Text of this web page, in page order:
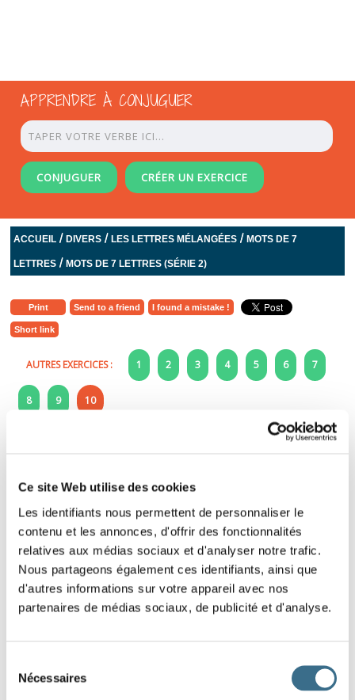
Ce site Web utilise des cookies
Les identifiants nous permettent de personnaliser le
contenu et les annonces, d'offrir des fonctionnalités
relatives aux médias sociaux et d'analyser notre trafic.
Nous partageons également ces identifiants, ainsi que
d'autres informations sur votre appareil avec nos
partenaires de médias sociaux, de publicité et d'analyse.
Nécessaires
APPRENDRE À CONJUGUER
CONJUGUER CRÉER UN EXERCICE
ACCUEIL /DIVERS /LES LETTRES MÉLANGÉES /MOTS DE 7
LETTRES /MOTS DE 7 LETTRES (SÉRIE 2)
Print Send to a friend I found a mistake !
Short link
AUTRES EXERCICES : 1 2 3 4 5 6 7
8 9 10
Replace les lettres de ce mot dans le bon
ordre.
Indice : Salade
A